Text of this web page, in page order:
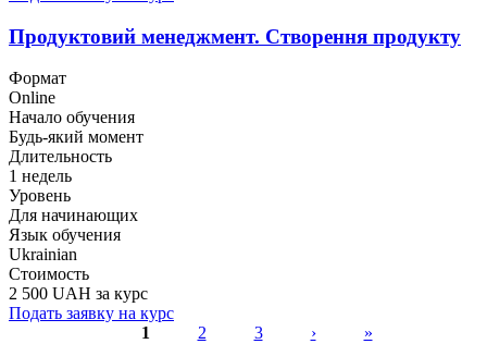
Продуктовий менеджмент. Створення продукту
Формат
Online
Начало обучения
Будь-який момент
Длительность
1 недель
Уровень
Для начинающих
Язык обучения
Ukrainian
Стоимость
2 500 UAH за курс
Подать заявку на курс
1 2 3 ›
»